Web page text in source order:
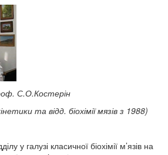
С.О.Костерін
та відд. біохімії мязів з 1988)
у галузі класичної біохімії м’язів на